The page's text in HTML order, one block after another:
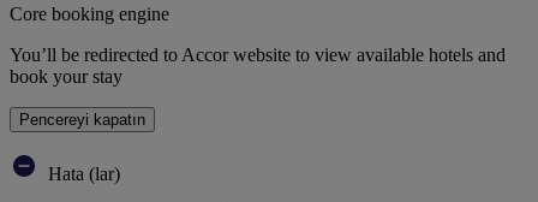
Core booking engine
You’ll be redirected to Accor website to view available hotels and
book your stay
Pencereyi kapatın
Hata (lar)